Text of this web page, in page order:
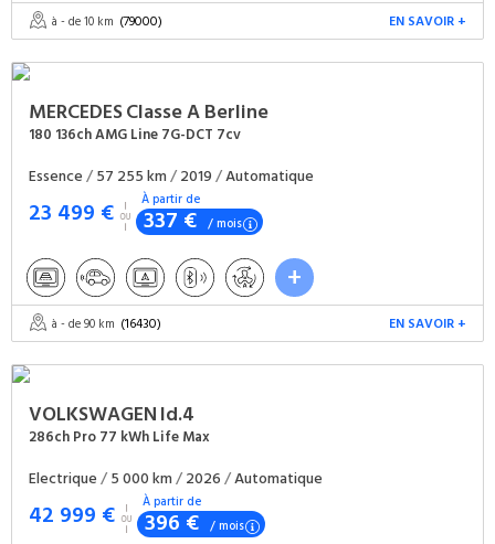
à - de 10 km (79000) EN SAVOIR +
MERCEDESClasse A Berline
180 136ch AMG Line 7G-DCT 7cv
Essence/57 255 km/2019/Automatique
23 499 € À partir de
337 € / mois
à - de 90 km (16430) EN SAVOIR +
VOLKSWAGENId.4
286ch Pro 77 kWh Life Max
Electrique/5 000 km/2026/Automatique
42 999 € À partir de
396 € / mois